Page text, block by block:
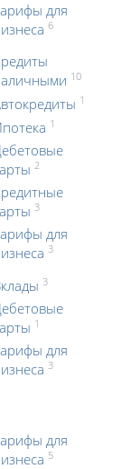
для
6
10
1
1
2
3
для
3
3
1
для
3
для
5